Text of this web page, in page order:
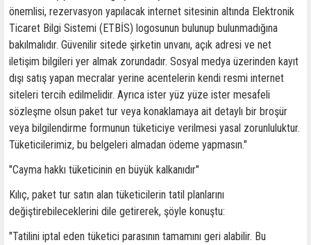
önemlisi, rezervasyon yapılacak internet sitesinin altında Elektronik
Ticaret Bilgi Sistemi (ETBİS) logosunun bulunup bulunmadığına
bakılmalıdır. Güvenilir sitede şirketin unvanı, açık adresi ve net
iletişim bilgileri yer almak zorundadır. Sosyal medya üzerinden kayıt
dışı satış yapan mecralar yerine acentelerin kendi resmi internet
siteleri tercih edilmelidir. Ayrıca ister yüz yüze ister mesafeli
sözleşme olsun paket tur veya konaklamaya ait detaylı bir broşür
veya bilgilendirme formunun tüketiciye verilmesi yasal zorunluluktur.
Tüketicilerimiz, bu belgeleri almadan ödeme yapmasın."
"Cayma hakkı tüketicinin en büyük kalkanıdır"
Kılıç, paket tur satın alan tüketicilerin tatil planlarını
değiştirebileceklerini dile getirerek, şöyle konuştu:
"Tatilini iptal eden tüketici parasının tamamını geri alabilir. Bu